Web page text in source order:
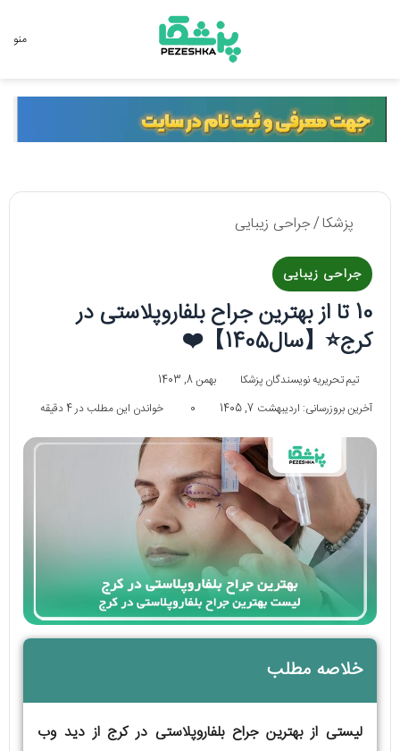
منو
پزشکا/جراحی زیبایی
جراحی زیبایی
10 تا از بهترین جراح بلفاروپلاستی در
کرج⭐【سال1405】❤️
تیم تحریریه نویسندگان پزشکا
بهمن 8, 1403
آخرین بروزرسانی: اردیبهشت 7, 1405
0 خواندن این مطلب در 4 دقیقه
خلاصه مطلب
لیستی از بهترین جراح بلفاروپلاستی در کرج از دید وب